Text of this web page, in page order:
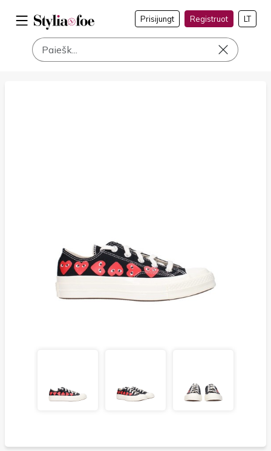
Prisijungt Registruot LT